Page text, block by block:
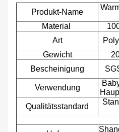
Produkt-Name
Material
Art
Gewicht
Bescheinigung
Verwendung
Qualitätsstandard